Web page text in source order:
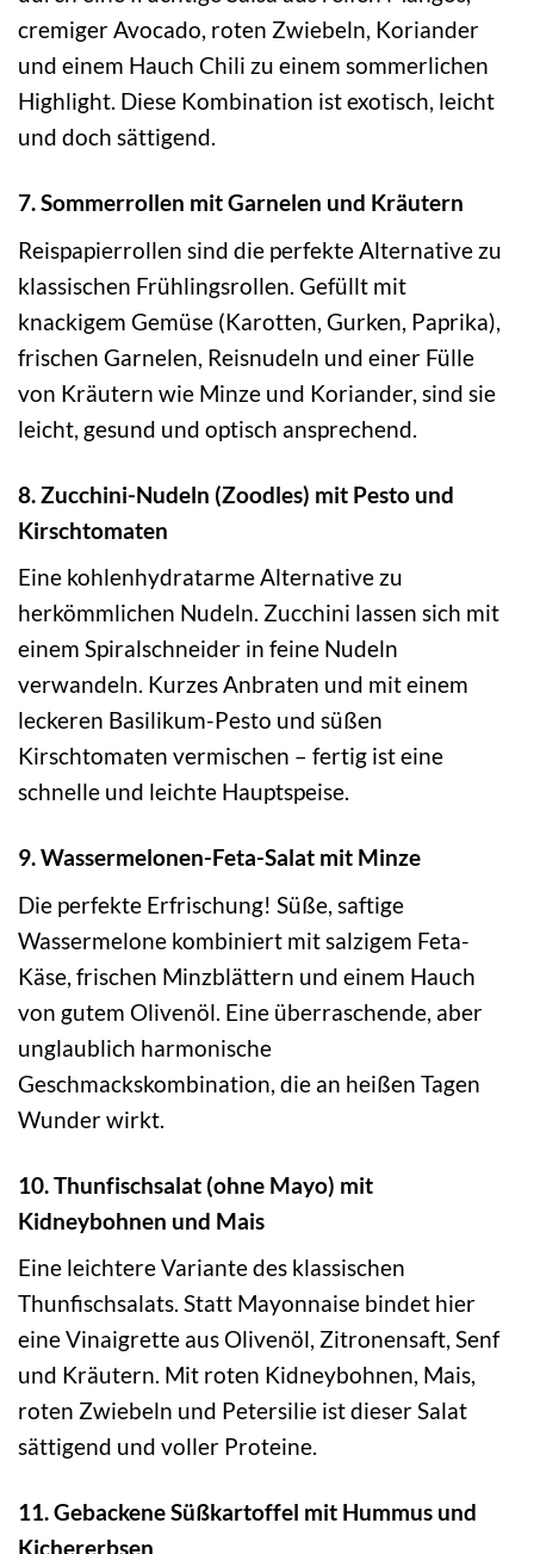
cremiger Avocado, roten Zwiebeln, Koriander
und einem Hauch Chili zu einem sommerlichen
Highlight. Diese Kombination ist exotisch, leicht
und doch sättigend.
7. Sommerrollen mit Garnelen und Kräutern
Reispapierrollen sind die perfekte Alternative zu
klassischen Frühlingsrollen. Gefüllt mit
knackigem Gemüse (Karotten, Gurken, Paprika),
frischen Garnelen, Reisnudeln und einer Fülle
von Kräutern wie Minze und Koriander, sind sie
leicht, gesund und optisch ansprechend.
8. Zucchini-Nudeln (Zoodles) mit Pesto und
Kirschtomaten
Eine kohlenhydratarme Alternative zu
herkömmlichen Nudeln. Zucchini lassen sich mit
einem Spiralschneider in feine Nudeln
verwandeln. Kurzes Anbraten und mit einem
leckeren Basilikum-Pesto und süßen
Kirschtomaten vermischen – fertig ist eine
schnelle und leichte Hauptspeise.
9. Wassermelonen-Feta-Salat mit Minze
Die perfekte Erfrischung! Süße, saftige
Wassermelone kombiniert mit salzigem Feta-
Käse, frischen Minzblättern und einem Hauch
von gutem Olivenöl. Eine überraschende, aber
unglaublich harmonische
Geschmackskombination, die an heißen Tagen
Wunder wirkt.
10. Thunfischsalat (ohne Mayo) mit
Kidneybohnen und Mais
Eine leichtere Variante des klassischen
Thunfischsalats. Statt Mayonnaise bindet hier
eine Vinaigrette aus Olivenöl, Zitronensaft, Senf
und Kräutern. Mit roten Kidneybohnen, Mais,
roten Zwiebeln und Petersilie ist dieser Salat
sättigend und voller Proteine.
11. Gebackene Süßkartoffel mit Hummus und
Kichererbsen